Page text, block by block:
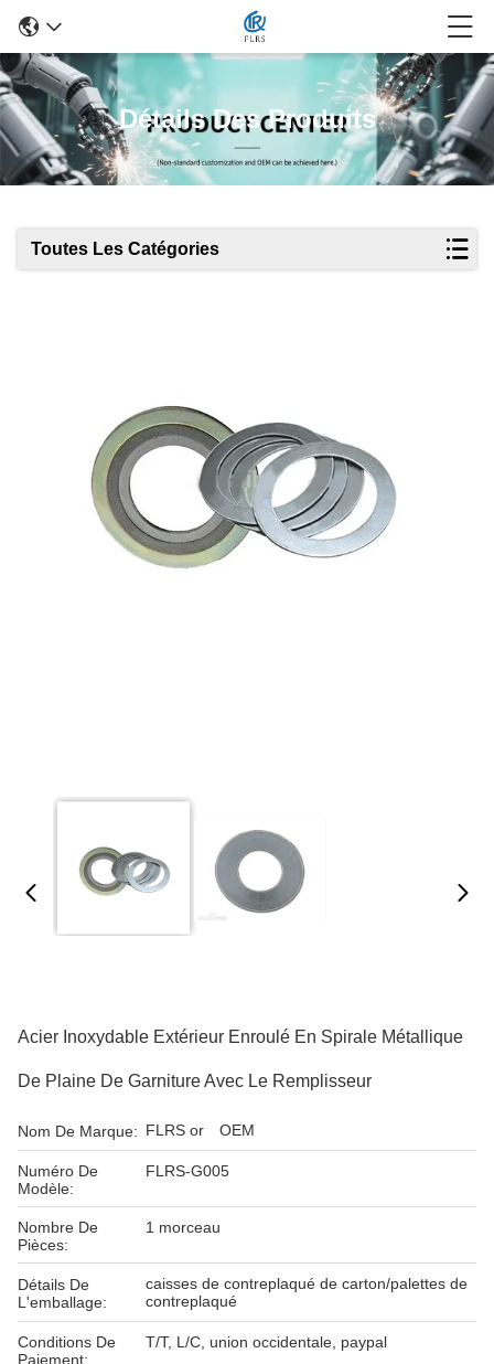
Détails Des Produits
Toutes Les Catégories
Acier Inoxydable Extérieur Enroulé En Spirale Métallique
De Plaine De Garniture Avec Le Remplisseur
Nom De Marque: FLRS or OEM
Numéro De
Modèle:
FLRS-G005
Nombre De
Pièces:
1 morceau
Détails De
L'emballage:
caisses de contreplaqué de carton/palettes de
contreplaqué
Conditions De
Paiement:
T/T, L/C, union occidentale, paypal